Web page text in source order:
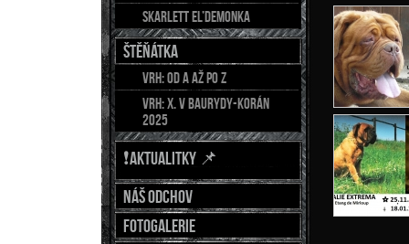
Skarlett El’demonka
ŠTĚŇÁTKA
Vrh: od A až po Z
Vrh: X. v Baurydy-Korán
2025
❗AKTUALITKY 📌
Náš odchov
Fotogalerie